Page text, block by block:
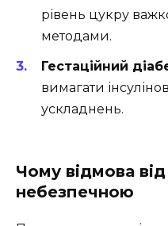
рівень цукру
методами.
Гестаційний
вимагати
ускладнень.
Чому відмова
небезпечною